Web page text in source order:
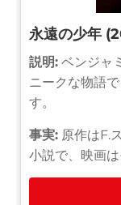
永遠の少年
説明: ベンジャ
ニークな物語
す。
事実: 原作はF.
小説で、映画